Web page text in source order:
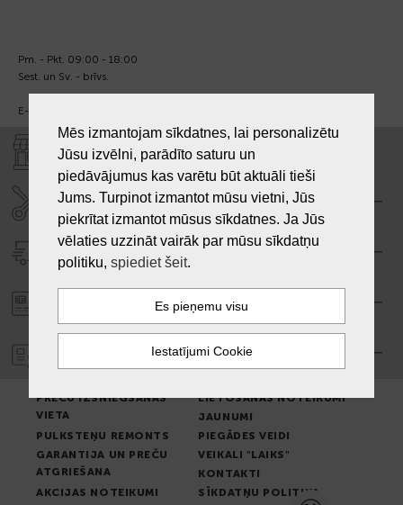
Pm. - Pkt. 09:00 - 18:00
Sest. un Sv. - brīvs.
E-pasts:
VEIKALI "LAIKS"
SERVISA CENTRS "LAIKS"
PASŪTĪJUMA APMAKSA
GARANTIJA
PREČU IZSNIEGŠANAS
VIETA
LIETOŠANAS NOTEIKUMI
JAUNUMI
PULKSTEŅU REMONTS
PIEGĀDES VEIDI
GARANTIJA UN PREČU
ATGRIEŠANA
VEIKALI "LAIKS"
KONTAKTI
AKCIJAS NOTEIKUMI
SĪKDATŅU POLITIKA
Mēs izmantojam sīkdatnes, lai personalizētu
Jūsu izvēlni, parādīto saturu un
piedāvājumus kas varētu būt aktuāli tieši
Jums. Turpinot izmantot mūsu vietni, Jūs
piekrītat izmantot mūsus sīkdatnes. Ja Jūs
vēlaties uzzināt vairāk par mūsu sīkdatņu
politiku, spiediet šeit.